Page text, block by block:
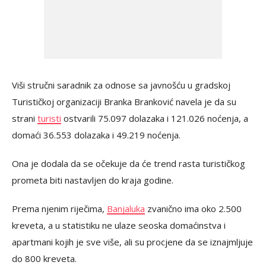
Viši stručni saradnik za odnose sa javnošću u gradskoj
Turističkoj organizaciji Branka Branković navela je da su
strani turisti ostvarili 75.097 dolazaka i 121.026 noćenja, a
domaći 36.553 dolazaka i 49.219 noćenja.
Ona je dodala da se očekuje da će trend rasta turističkog
prometa biti nastavljen do kraja godine.
Prema njenim riječima, Banjaluka zvanično ima oko 2.500
kreveta, a u statistiku ne ulaze seoska domaćinstva i
apartmani kojih je sve više, ali su procjene da se iznajmljuje
do 800 kreveta.